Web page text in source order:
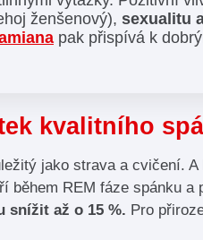
ženšenový), sexualitu
pak přispívá k
kvalitního
jako strava a cvičení.
během REM fáze spánku a
snížit až o 15 %. Pro